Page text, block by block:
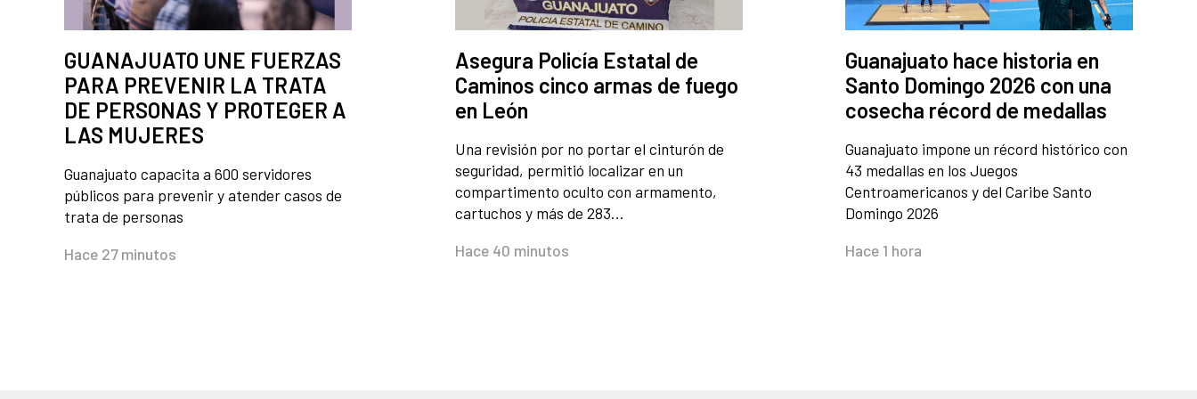
GUANAJUATO UNE FUERZAS
PARA PREVENIR LA TRATA
DE PERSONAS Y PROTEGER A
LAS MUJERES
Guanajuato capacita a 600 servidores
públicos para prevenir y atender casos de
trata de personas
Hace 27 minutos
Asegura Policía Estatal de
Caminos cinco armas de fuego
en León
Una revisión por no portar el cinturón de
seguridad, permitió localizar en un
compartimento oculto con armamento,
cartuchos y más de 283…
Hace 40 minutos
Guanajuato hace historia en
Santo Domingo 2026 con una
cosecha récord de medallas
Guanajuato impone un récord histórico con
43 medallas en los Juegos
Centroamericanos y del Caribe Santo
Domingo 2026
Hace 1 hora